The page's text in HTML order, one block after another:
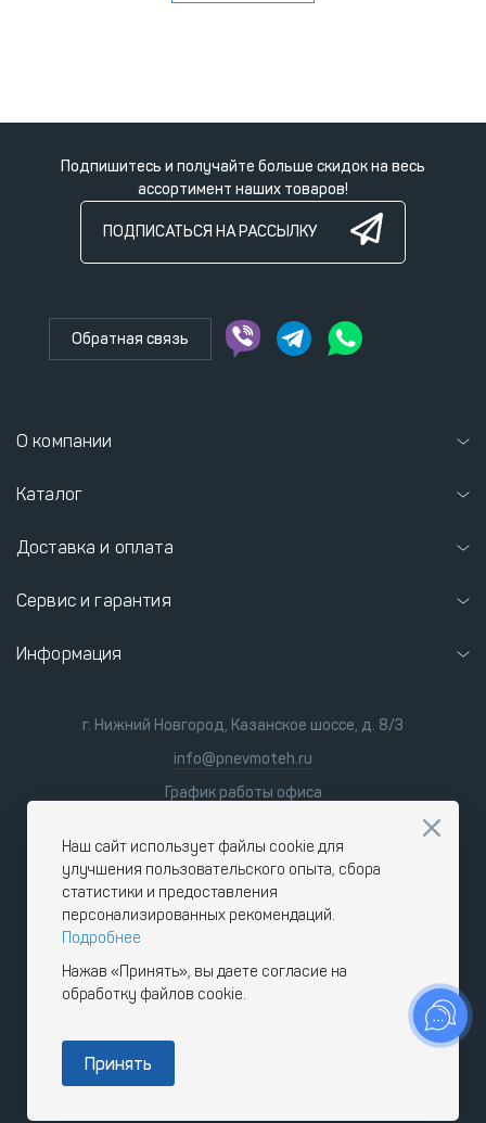
Подпишитесь и получайте больше скидок на весь
ассортимент наших товаров!
ПОДПИСАТЬСЯ НА РАССЫЛКУ
Обратная связь
О компании
Каталог
Доставка и оплата
Сервис и гарантия
Информация
г. Нижний Новгород, Казанское шоссе, д. 8/3
info@pnevmoteh.ru
График работы офиса
сб-вс 9:00 - 18:00
Наш сайт использует файлы cookie для
улучшения пользовательского опыта, сбора
статистики и предоставления
персонализированных рекомендаций.
Подробнее
Нажав «Принять», вы даете согласие на
обработку файлов cookie.
Принять